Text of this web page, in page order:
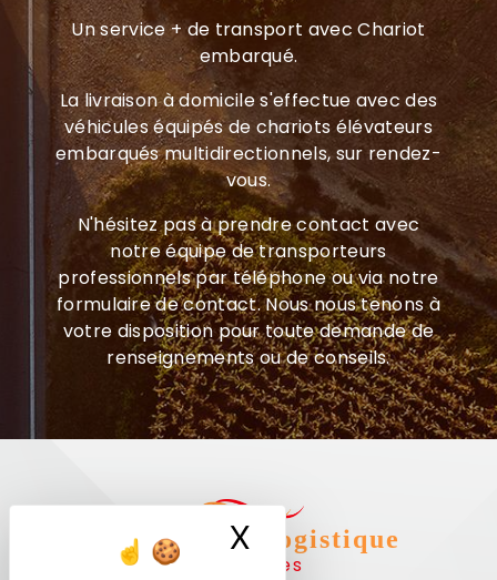
X Masquer le
Un service + de transport avec Chariot
embarqué.
La livraison à domicile s'effectue avec des
véhicules équipés de chariots élévateurs
embarqués multidirectionnels, sur rendez-
vous.
N'hésitez pas à prendre contact avec
notre équipe de transporteurs
professionnels par téléphone ou via notre
formulaire de contact. Nous nous tenons à
votre disposition pour toute demande de
renseignements ou de conseils.
Entrepôt & Logistique
à Chorges